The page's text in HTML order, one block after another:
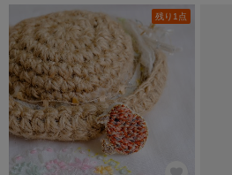
残り1点